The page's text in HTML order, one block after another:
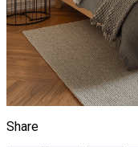
Share